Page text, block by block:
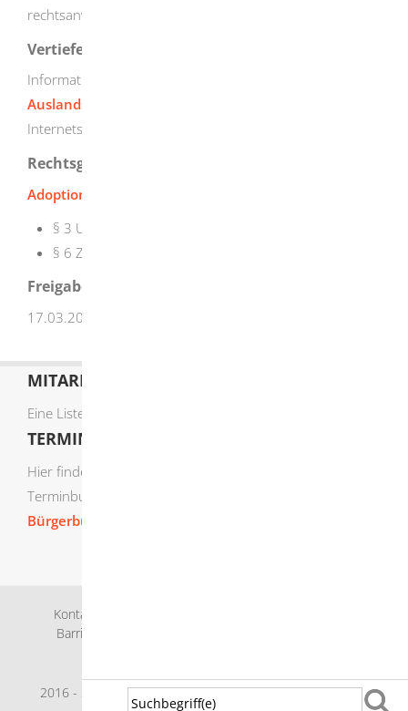
rechtsanwaltliche Beratung in Anspruch.
Vertiefende Informationen
Informationen zu den
Auslandsadoption
Internetseiten des Bundesamtes für Justiz.
Rechtsgrundlage
Adoptionswirkungsgesetz (AdWirkG)
§ 3 Umwandlungsausspruch
§ 6 Zuständigkeit und Verfahren
Freigabevermerk
17.03.2026 Justizministerium Baden-Württemberg
MITARBEITERLISTE
Eine Liste der Mitarbeiter von A-Z finden Sie
TERMIN ONLINE BUCHEN
Hier finden Sie die verfügbaren Sachgebiete zur Online-
Terminbuchung:
Bürgerbüro Termine online buchen
Kontakt
Barrierefreiheit
2016 - 2026 © Herbrechtingen |powered byKomm.ONE